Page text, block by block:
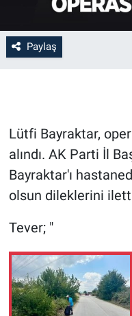
Paylaş
Lütfi Bayraktar,
alındı. AK Parti İl
Bayraktar'ı
olsun dileklerini
Tever; "